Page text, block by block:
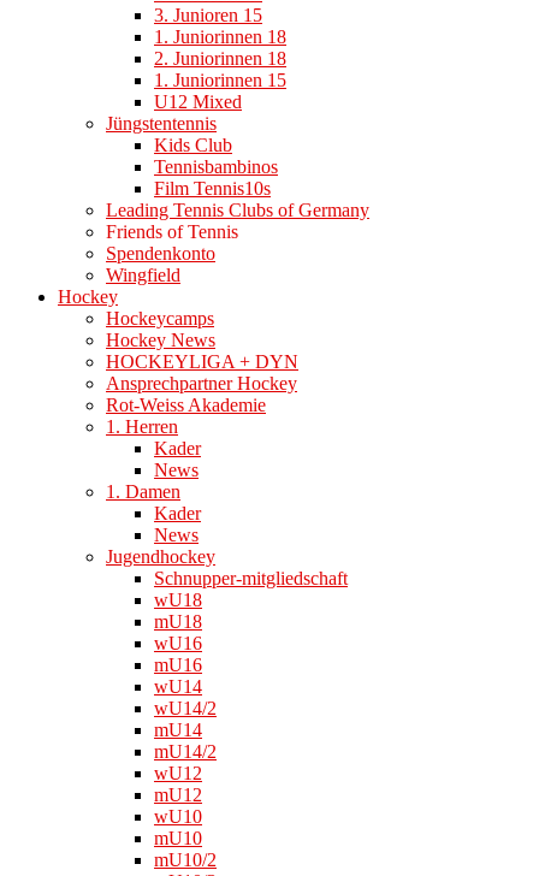
3. Junioren 15
1. Juniorinnen 18
2. Juniorinnen 18
1. Juniorinnen 15
U12 Mixed
Jüngstentennis
Kids Club
Tennisbambinos
Film Tennis10s
Leading Tennis Clubs of Germany
Friends of Tennis
Spendenkonto
Wingfield
Hockey
Hockeycamps
Hockey News
HOCKEYLIGA + DYN
Ansprechpartner Hockey
Rot-Weiss Akademie
1. Herren
Kader
News
1. Damen
Kader
News
Jugendhockey
Schnupper-mitgliedschaft
wU18
mU18
wU16
mU16
wU14
wU14/2
mU14
mU14/2
wU12
mU12
wU10
mU10
mU10/2